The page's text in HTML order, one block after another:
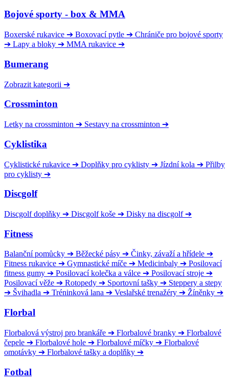
Bojové sporty - box & MMA
Boxerské rukavice ➔ Boxovací pytle ➔ Chrániče pro bojové sporty
➔ Lapy a bloky ➔ MMA rukavice ➔
Bumerang
Zobrazit kategorii ➔
Crossminton
Letky na crossminton ➔ Sestavy na crossminton ➔
Cyklistika
Cyklistické rukavice ➔ Doplňky pro cyklisty ➔ Jízdní kola ➔ Přilby
pro cyklisty ➔
Discgolf
Discgolf doplňky ➔ Discgolf koše ➔ Disky na discgolf ➔
Fitness
Balanční pomůcky ➔ Běžecké pásy ➔ Činky, závaží a hřídele ➔
Fitness rukavice ➔ Gymnastické míče ➔ Medicinbaly ➔ Posilovací
fitness gumy ➔ Posilovací kolečka a válce ➔ Posilovací stroje ➔
Posilovací věže ➔ Rotopedy ➔ Sportovní tašky ➔ Steppery a stepy
➔ Švihadla ➔ Tréninková lana ➔ Veslařské trenažéry ➔ Žíněnky ➔
Florbal
Florbalová výstroj pro brankáře ➔ Florbalové branky ➔ Florbalové
čepele ➔ Florbalové hole ➔ Florbalové míčky ➔ Florbalové
omotávky ➔ Florbalové tašky a doplňky ➔
Fotbal